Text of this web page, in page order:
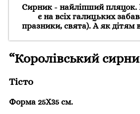
Сирник - найліпший пляцок.
є на всіх галицьких
празники, свята). А як дітям
“Королівський
Тісто
Форма 25Х35 см.